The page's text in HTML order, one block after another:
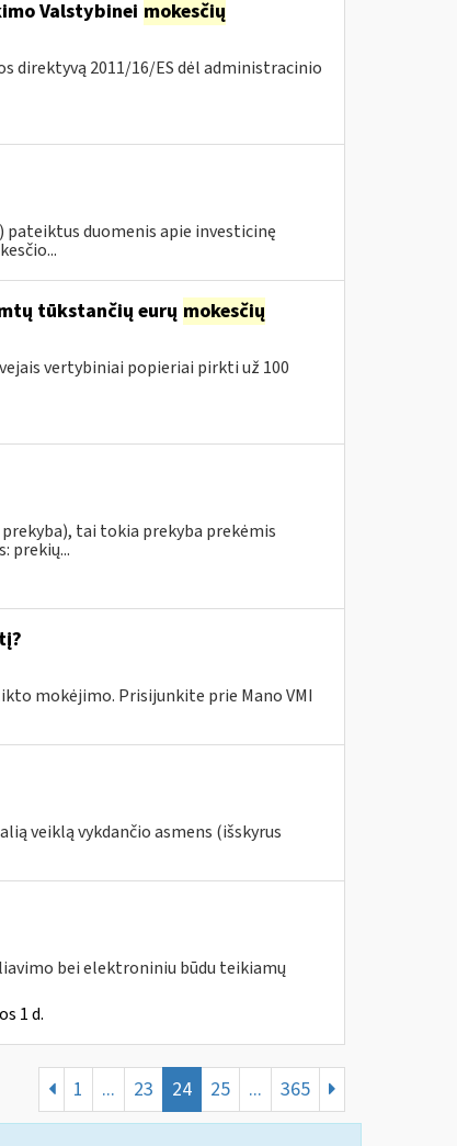
Valstybinei mokesčių
direktyvą 2011/16/ES dėl administracinio
duomenis apie investicinę
tūkstančių eurų mokesčių
vertybiniai popieriai pirkti už 100
tai tokia prekyba prekėmis
prekių...
mokėjimo. Prisijunkite prie Mano VMI
veiklą vykdančio asmens (išskyrus
bei elektroniniu būdu teikiamų
1 d.
1 ... 23 24 25 ... 365